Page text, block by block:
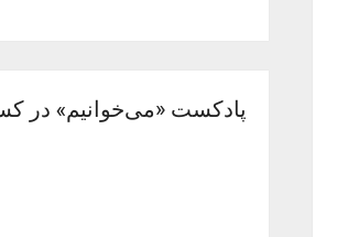
پادکست «می‌خوانیم» در